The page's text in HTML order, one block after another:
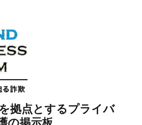
拠点とするプライバ